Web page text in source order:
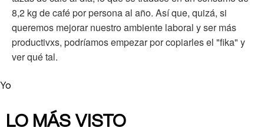
8,2 kg de café por persona al año. Así que, quizá, si
queremos mejorar nuestro ambiente laboral y ser más
productivxs, podríamos empezar por copiarles el "fika" y
ver qué tal.
Yo
LO MÁS VISTO